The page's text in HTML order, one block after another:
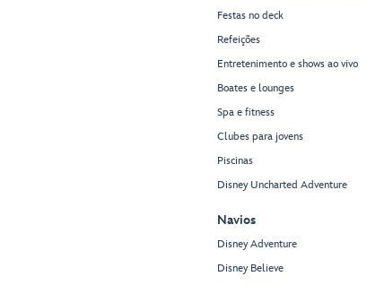
Festas no deck
Refeições
Entretenimento e shows ao vivo
Boates e lounges
Spa e fitness
Clubes para jovens
Piscinas
Disney Uncharted Adventure
Navios
Disney Adventure
Disney Believe